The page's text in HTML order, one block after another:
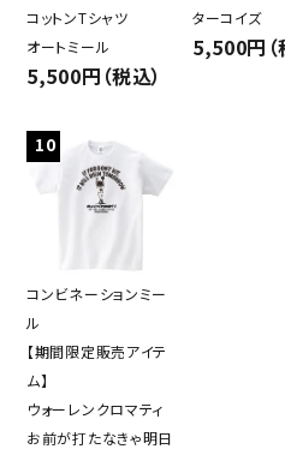
コットンTシャツ
オートミール
5,500円（税込）
ターコイズ
5,500円（
10
コンビネーションミー
ル
【期間限定販売アイテ
ム】
ウォーレンクロマティ
お前が打たなきゃ明日